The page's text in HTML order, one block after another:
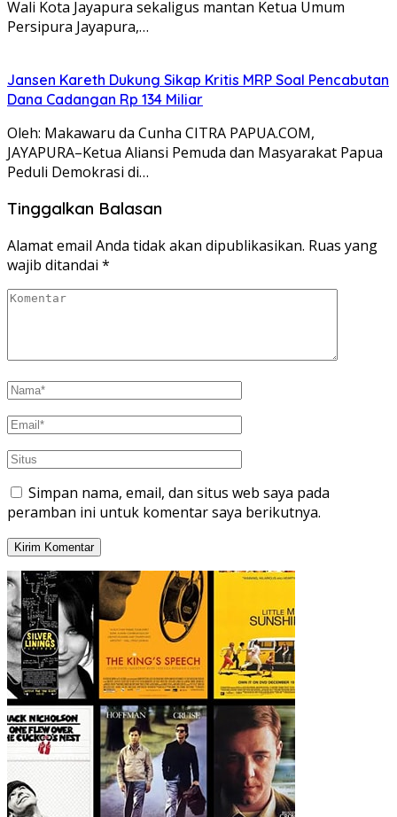
Wali Kota Jayapura sekaligus mantan Ketua Umum
Persipura Jayapura,…
Jansen Kareth Dukung Sikap Kritis MRP Soal Pencabutan
Dana Cadangan Rp 134 Miliar
Oleh: Makawaru da Cunha CITRA PAPUA.COM,
JAYAPURA–Ketua Aliansi Pemuda dan Masyarakat Papua
Peduli Demokrasi di…
Tinggalkan Balasan
Alamat email Anda tidak akan dipublikasikan. Ruas yang
wajib ditandai *
Simpan nama, email, dan situs web saya pada
peramban ini untuk komentar saya berikutnya.